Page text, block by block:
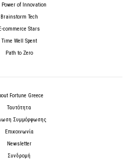
Power of Innovation
Brainstorm Tech
E-commerce Stars
Time Well Spent
Path to Zero
Fortune Greece
Ταυτότητα
Συμμόρφωσης
Επικοινωνία
Newsletter
Συνδρομή